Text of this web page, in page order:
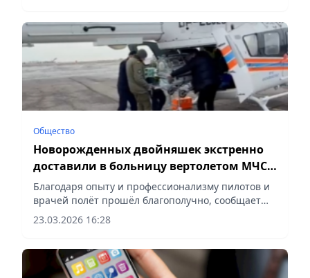
Общество
Новорожденных двойняшек экстренно
доставили в больницу вертолетом МЧС
Казахстана
Благодаря опыту и профессионализму пилотов и
врачей полёт прошёл благополучно, сообщает
Vecher.kz.
23.03.2026 16:28